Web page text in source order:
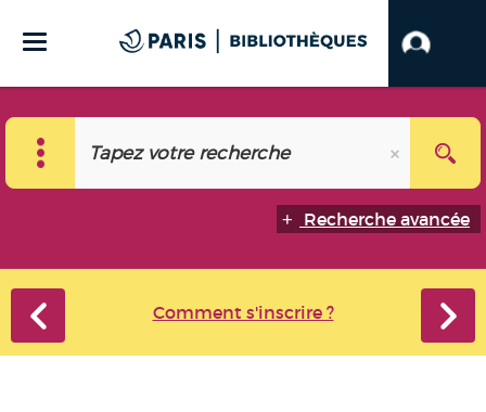
Recherche avancée
Comment s'inscrire ?